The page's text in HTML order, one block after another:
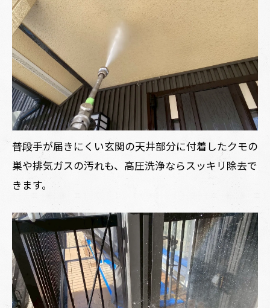
普段手が届きにくい玄関の天井部分に付着したクモの
巣や排気ガスの汚れも、高圧洗浄ならスッキリ除去で
きます。